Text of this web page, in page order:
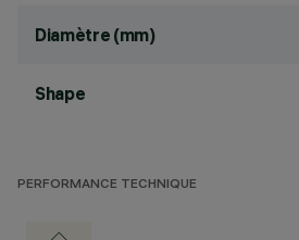
Diamètre (mm)
Shape
PERFORMANCE TECHNIQUE